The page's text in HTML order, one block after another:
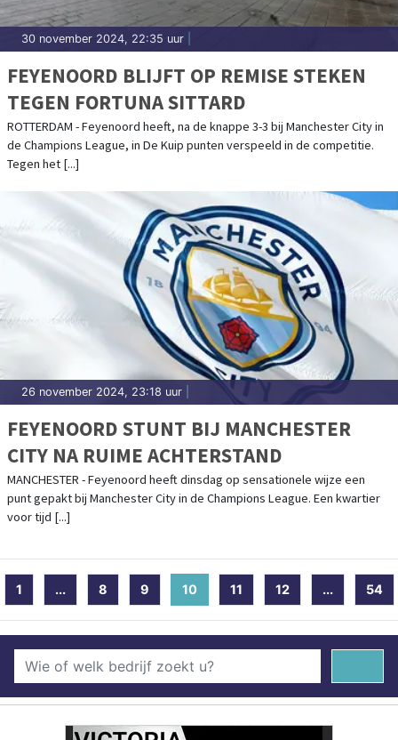
30 november 2024, 22:35 uur
FEYENOORD BLIJFT OP REMISE STEKEN
TEGEN FORTUNA SITTARD
ROTTERDAM - Feyenoord heeft, na de knappe 3-3 bij Manchester City in
de Champions League, in De Kuip punten verspeeld in de competitie.
Tegen het [...]
26 november 2024, 23:18 uur
FEYENOORD STUNT BIJ MANCHESTER
CITY NA RUIME ACHTERSTAND
MANCHESTER - Feyenoord heeft dinsdag op sensationele wijze een
punt gepakt bij Manchester City in de Champions League. Een kwartier
voor tijd [...]
1 ... 8 9 10 (current)
11 12 ... 54